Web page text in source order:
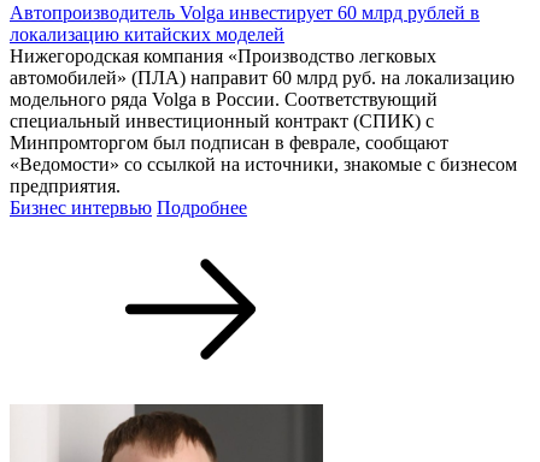
Автопроизводитель Volga инвестирует 60 млрд рублей в
локализацию китайских моделей
Нижегородская компания «Производство легковых
автомобилей» (ПЛА) направит 60 млрд руб. на локализацию
модельного ряда Volga в России. Соответствующий
специальный инвестиционный контракт (СПИК) с
Минпромторгом был подписан в феврале, сообщают
«Ведомости» со ссылкой на источники, знакомые с бизнесом
предприятия.
Бизнес интервью Подробнее